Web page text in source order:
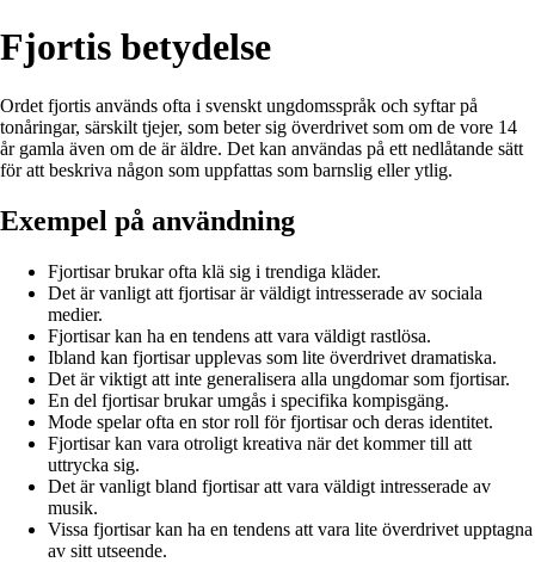
Fjortis betydelse
Ordet fjortis används ofta i svenskt ungdomsspråk och syftar på
tonåringar, särskilt tjejer, som beter sig överdrivet som om de vore 14
år gamla även om de är äldre. Det kan användas på ett nedlåtande sätt
för att beskriva någon som uppfattas som barnslig eller ytlig.
Exempel på användning
Fjortisar brukar ofta klä sig i trendiga kläder.
Det är vanligt att fjortisar är väldigt intresserade av sociala
medier.
Fjortisar kan ha en tendens att vara väldigt rastlösa.
Ibland kan fjortisar upplevas som lite överdrivet dramatiska.
Det är viktigt att inte generalisera alla ungdomar som fjortisar.
En del fjortisar brukar umgås i specifika kompisgäng.
Mode spelar ofta en stor roll för fjortisar och deras identitet.
Fjortisar kan vara otroligt kreativa när det kommer till att
uttrycka sig.
Det är vanligt bland fjortisar att vara väldigt intresserade av
musik.
Vissa fjortisar kan ha en tendens att vara lite överdrivet upptagna
av sitt utseende.